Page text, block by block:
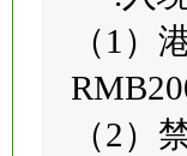
一 .入
（1）